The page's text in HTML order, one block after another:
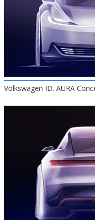
Volkswagen ID. AURA